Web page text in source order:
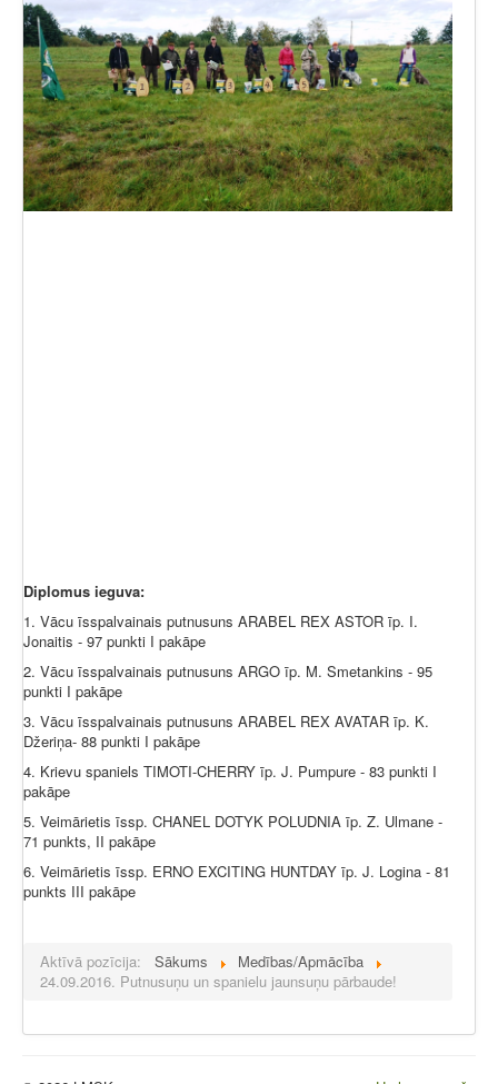
Diplomus ieguva:
1. Vācu īsspalvainais putnusuns ARABEL REX ASTOR īp. I.
Jonaitis - 97 punkti I pakāpe
2. Vācu īsspalvainais putnusuns ARGO īp. M. Smetankins - 95
punkti I pakāpe
3. Vācu īsspalvainais putnusuns ARABEL REX AVATAR īp. K.
Džeriņa- 88 punkti I pakāpe
4. Krievu spaniels TIMOTI-CHERRY īp. J. Pumpure - 83 punkti I
pakāpe
5. Veimārietis īssp. CHANEL DOTYK POLUDNIA īp. Z. Ulmane -
71 punkts, II pakāpe
6. Veimārietis īssp. ERNO EXCITING HUNTDAY īp. J. Logina - 81
punkts III pakāpe
Aktīvā pozīcija: Sākums
Medības/Apmācība
24.09.2016. Putnusuņu un spanielu jaunsuņu pārbaude!